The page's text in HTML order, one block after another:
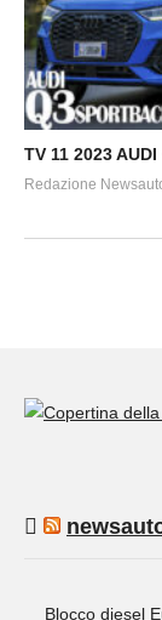
TV 11 2023
Redazione
Blocco diesel